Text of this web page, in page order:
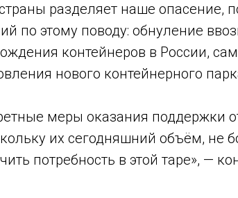
разделяет наше опасение,
по этому поводу: обнуление
контейнеров в России,
нового контейнерного
меры оказания поддержки
их сегодняшний объём, не
потребность в этой таре», —